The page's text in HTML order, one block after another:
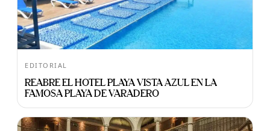
EDITORIAL
REABRE EL HOTEL PLAYA VISTA AZUL EN LA
FAMOSA PLAYA DE VARADERO